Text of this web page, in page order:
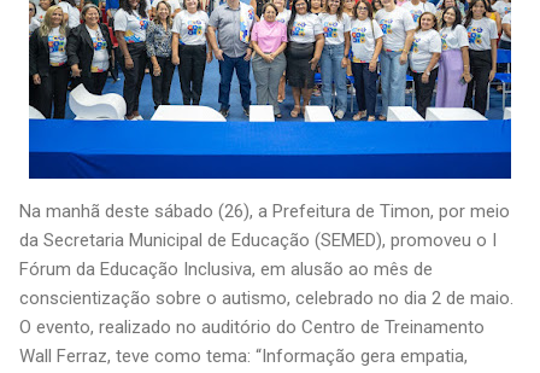
Na manhã deste sábado (26), a Prefeitura de Timon, por meio
da Secretaria Municipal de Educação (SEMED), promoveu o I
Fórum da Educação Inclusiva, em alusão ao mês de
conscientização sobre o autismo, celebrado no dia 2 de maio.
O evento, realizado no auditório do Centro de Treinamento
Wall Ferraz, teve como tema: “Informação gera empatia,